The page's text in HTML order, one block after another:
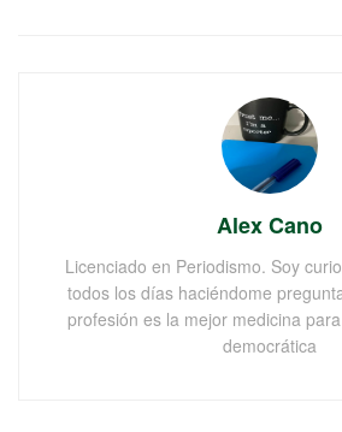
Alex Cano
Licenciado en Periodismo. Soy
todos los días haciéndome
profesión es la mejor medicina
democrática